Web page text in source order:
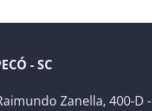
- SC
Zanella, 400-D -